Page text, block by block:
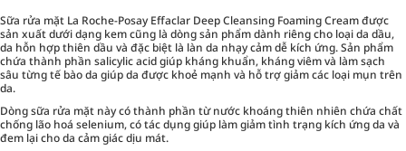
Sữa rửa mặt La Roche-Posay Effaclar Deep Cleansing Foaming Cream được
sản xuất dưới dạng kem cũng là dòng sản phẩm dành riêng cho loại da dầu,
da hỗn hợp thiên dầu và đặc biệt là làn da nhạy cảm dễ kích ứng. Sản phẩm
chứa thành phần salicylic acid giúp kháng khuẩn, kháng viêm và làm sạch
sâu từng tế bào da giúp da được khoẻ mạnh và hỗ trợ giảm các loại mụn trên
da.
Dòng sữa rửa mặt này có thành phần từ nước khoáng thiên nhiên chứa chất
chống lão hoá selenium, có tác dụng giúp làm giảm tình trạng kích ứng da và
đem lại cho da cảm giác dịu mát.